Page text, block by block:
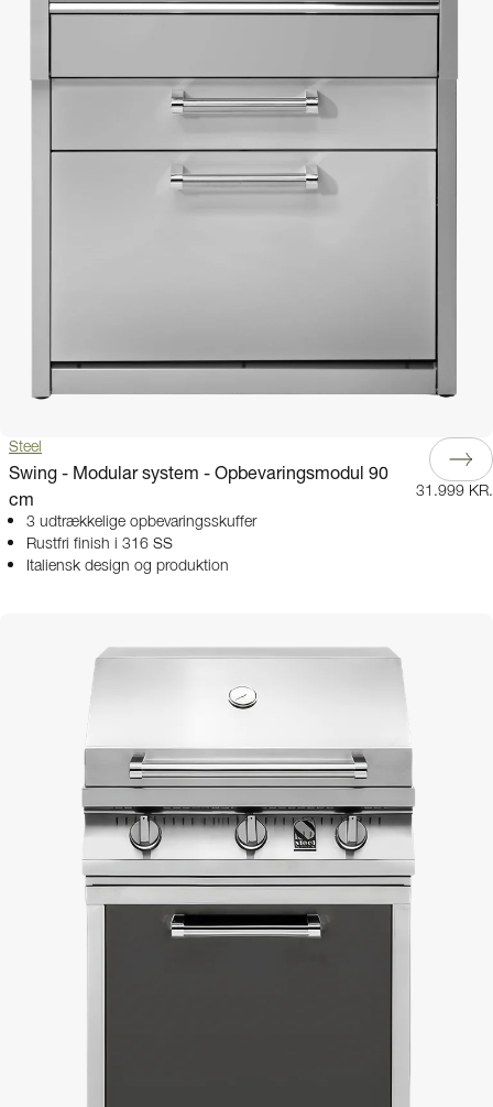
Steel
Swing - Modular system - Opbevaringsmodul 90
cm
3 udtrækkelige opbevaringsskuffer
Rustfri finish i 316 SS
Italiensk design og produktion
31.999 KR.